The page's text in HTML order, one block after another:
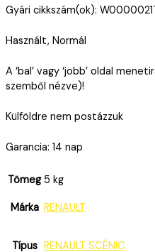
Gyári cikkszám(ok):
Használt, Normál
A ‘bal’ vagy ‘jobb’ oldal
szemből nézve)!
Külföldre nem postázzuk
Garancia: 14 nap
Tömeg 5 kg
Márka RENAULT
Típus RENAULT SCÉNIC